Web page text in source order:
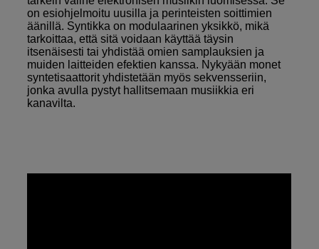
on esiohjelmoitu uusilla ja perinteisten soittimien
äänillä. Syntikka on modulaarinen yksikkö, mikä
tarkoittaa, että sitä voidaan käyttää täysin
itsenäisesti tai yhdistää omien samplauksien ja
muiden laitteiden efektien kanssa. Nykyään monet
syntetisaattorit yhdistetään myös sekvensseriin,
jonka avulla pystyt hallitsemaan musiikkia eri
kanavilta.